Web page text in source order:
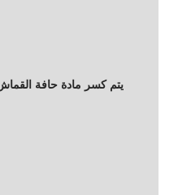
يتم كسر مادة حافة